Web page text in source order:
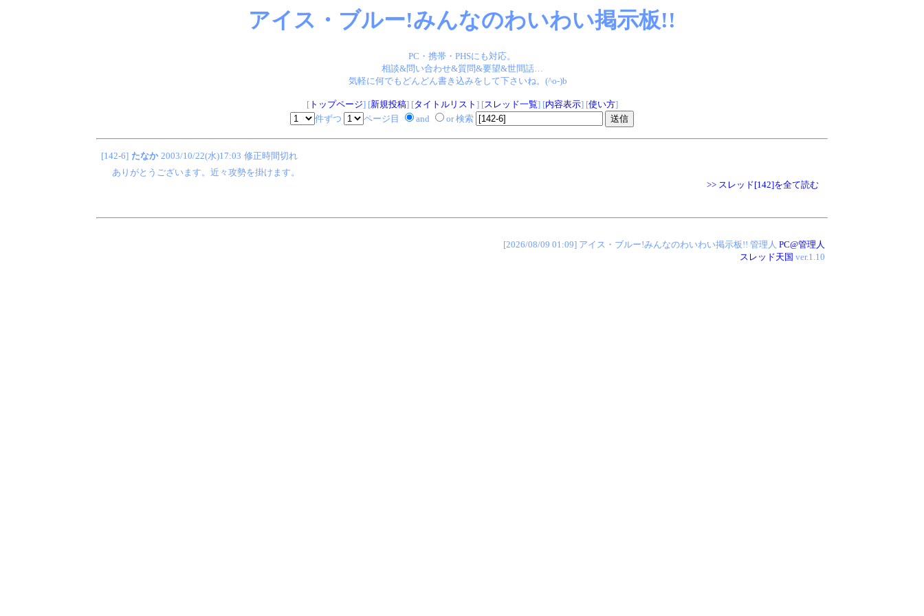
アイス・ブルー!みんなのわいわい掲示板!!
PC・携帯・PHSにも対応。
相談&問い合わせ&質問&要望&世間話…
気軽に何でもどんどん書き込みをして下さいね。(^o-)b
[トップページ] [新規投稿] [タイトルリスト ] [スレッド一覧] [内容表示] [使い方]
件ずつ
ページ目 and or 検索
[142-6] たなか 2003/10/22(水)17:03 修正時間切れ
ありがとうございます。近々攻勢を掛けます。
>> スレッド[142]を全て読む
[2026/08/09 01:09] アイス・ブルー!みんなのわいわい掲示板!! 管理人 PC@管理人
スレッド天国 ver.1.10